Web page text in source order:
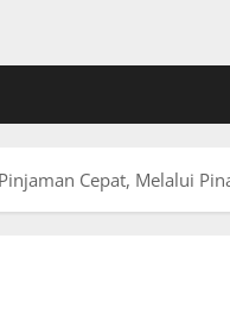
Cepat, Melalui